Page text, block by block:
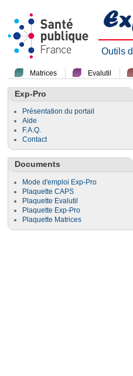
Outils
Matrices Evalutil
Exp-Pro
Présentation du portail
Aide
F.A.Q.
Contact
Documents
Mode d'emploi Exp-Pro
Plaquette CAPS
Plaquette Evalutil
Plaquette Exp-Pro
Plaquette Matrices